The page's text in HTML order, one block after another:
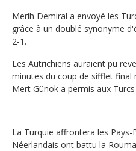
Merih Demiral a envoyé les
grâce à un doublé synonyme
2-1.
Les Autrichiens auraient pu
minutes du coup de sifflet final
Mert Günok a permis aux
La Turquie affrontera les
Néerlandais ont battu la